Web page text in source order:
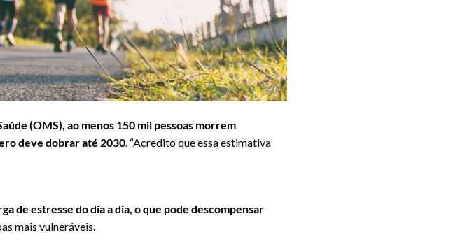
(OMS), ao menos 150 mil pessoas morrem
deve dobrar até 2030 . “Acredito que essa estimativa
de estresse do dia a dia, o que pode descompensar
mais vulneráveis.